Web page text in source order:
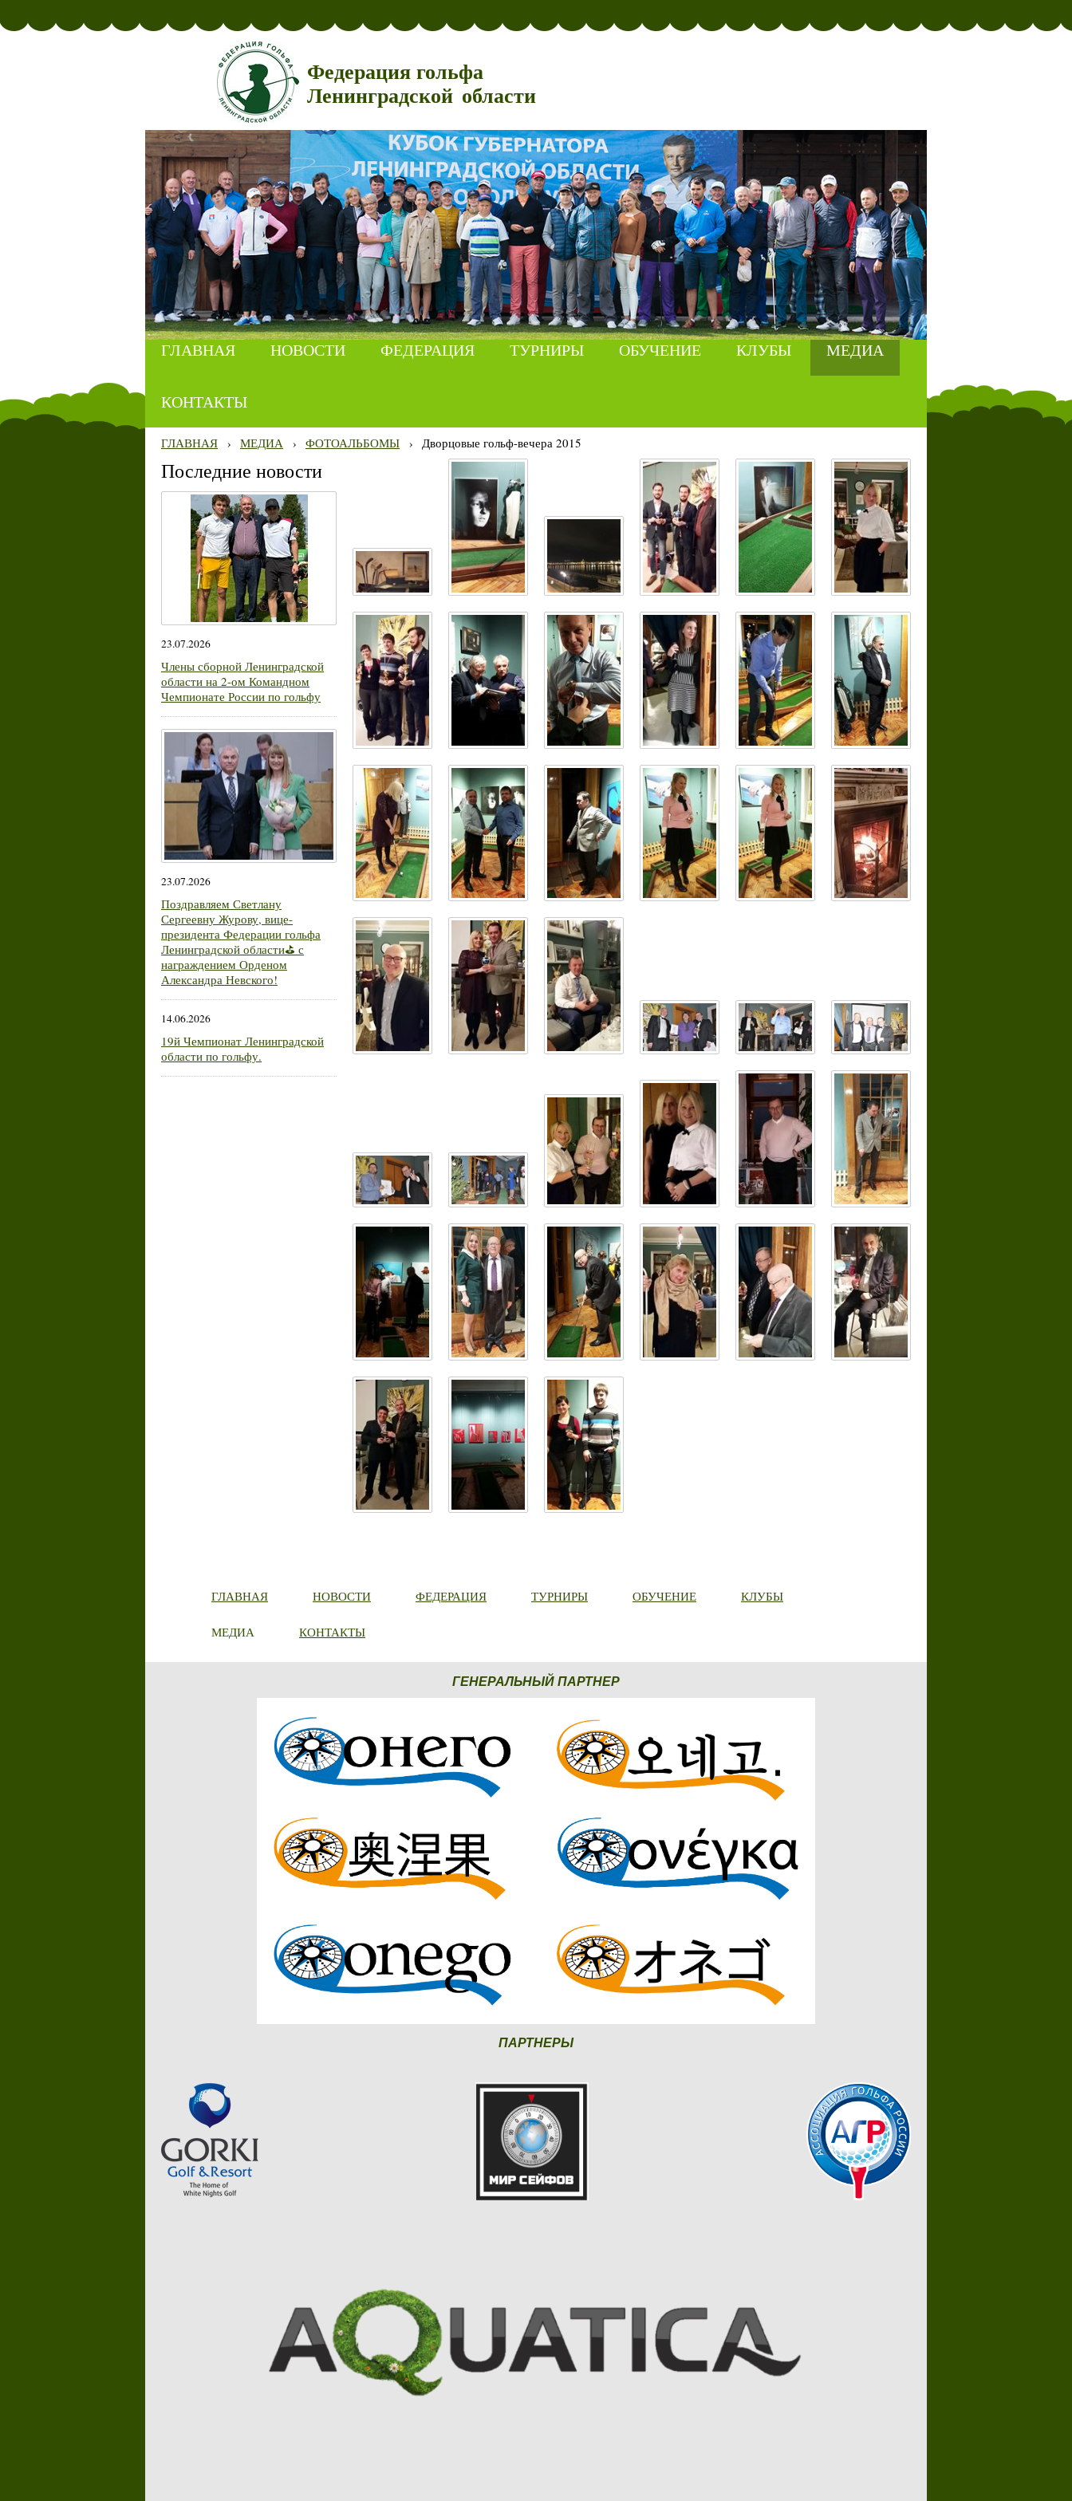
Федерация гольфа
Ленинградской области
ГЛАВНАЯ НОВОСТИ ФЕДЕРАЦИЯ ТУРНИРЫ ОБУЧЕНИЕ КЛУБЫ МЕДИА
КОНТАКТЫ
ГЛАВНАЯ › МЕДИА › ФОТОАЛЬБОМЫ › Дворцовые гольф-вечера 2015
Последние новости
23.07.2026
Члены сборной Ленинградской
области на 2-ом Командном
Чемпионате России по гольфу
23.07.2026
Поздравляем Светлану
Сергеевну Журову, вице-
президента Федерации гольфа
Ленинградской области⛳ с
награждением Орденом
Александра Невского!
14.06.2026
19й Чемпионат Ленинградской
области по гольфу.
ГЛАВНАЯ НОВОСТИ ФЕДЕРАЦИЯ ТУРНИРЫ ОБУЧЕНИЕ КЛУБЫ
МЕДИА КОНТАКТЫ
ГЕНЕРАЛЬНЫЙ ПАРТНЕР
ПАРТНЕРЫ